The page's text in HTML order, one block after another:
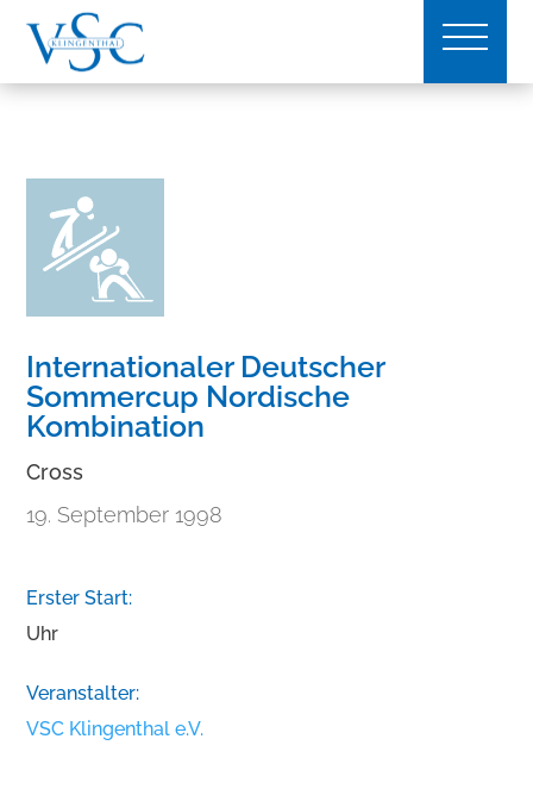
Internationaler Deutscher
Sommercup Nordische
Kombination
Cross
19. September 1998
Erster Start:
Uhr
Veranstalter:
VSC Klingenthal e.V.